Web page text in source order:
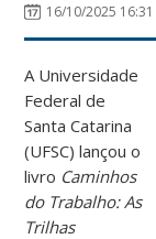
16/10/2025 16:31
A Universidade
Federal de
Santa Catarina
(UFSC) lançou o
livro Caminhos
do Trabalho: As
Trilhas